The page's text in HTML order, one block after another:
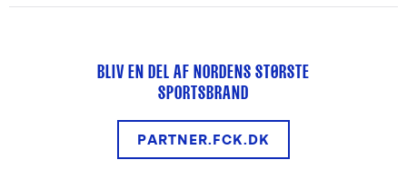
BLIV EN DEL AF NORDENS STØRSTE
SPORTSBRAND
PARTNER.FCK.DK